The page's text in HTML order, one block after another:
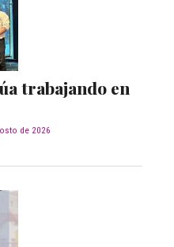
trabajando en
de 2026